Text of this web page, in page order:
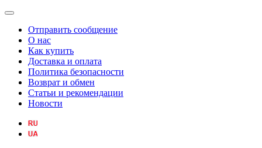
Отправить сообщение
О нас
Как купить
Доставка и оплата
Политика безопасности
Возврат и обмен
Статьи и рекомендации
Новости